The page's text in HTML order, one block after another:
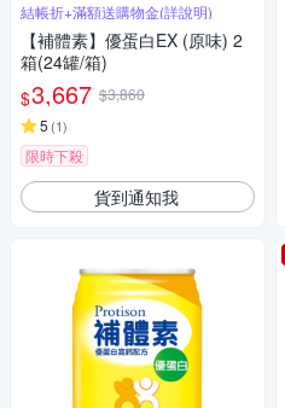
結帳折+滿額送購物金(詳說明)
【補體素】優蛋白EX (原味) 2
箱(24罐/箱)
$3,667 $3,860
5 (1)
限時下殺
貨到通知我